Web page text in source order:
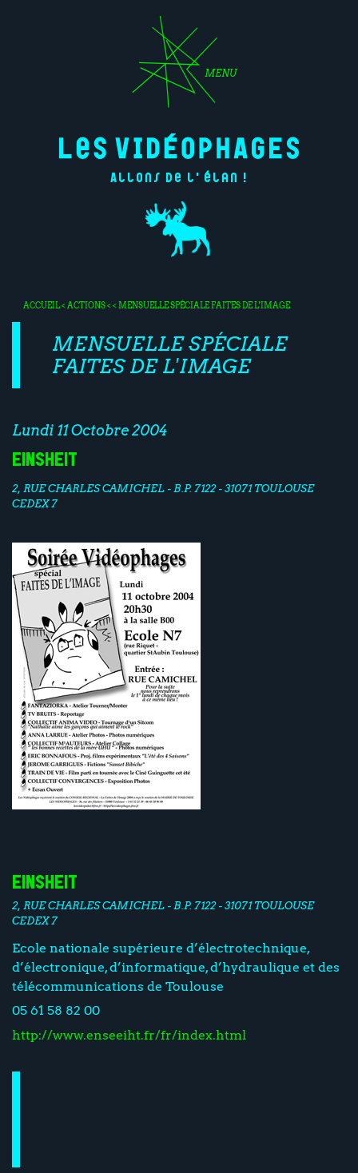
MENU
Allons de l'élan !
ACCUEIL<ACTIONS< < MENSUELLE SPÉCIALE FAITES DE L'IMAGE
MENSUELLE SPÉCIALE
FAITES DE L'IMAGE
Lundi 11 Octobre 2004
EINSHEIT
2, RUE CHARLES CAMICHEL - B.P. 7122 - 31071 TOULOUSE
CEDEX 7
EINSHEIT
2, RUE CHARLES CAMICHEL - B.P. 7122 - 31071 TOULOUSE
CEDEX 7
Ecole nationale supérieure d’électrotechnique,
d’électronique, d’informatique, d’hydraulique et des
télécommunications de Toulouse
05 61 58 82 00
http://www.enseeiht.fr/fr/index.html